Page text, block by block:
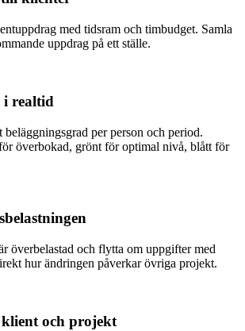
med tidsram och timbudget. Samla
uppdrag på ett ställe.
i realtid
per person och period.
överbokad, grönt för optimal nivå, blått för
överbelastad och flytta om uppgifter med
hur ändringen påverkar övriga projekt.
och projekt